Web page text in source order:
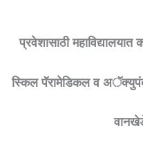
प्रवेशासाठी
स्किल पॅरामेडिकल व